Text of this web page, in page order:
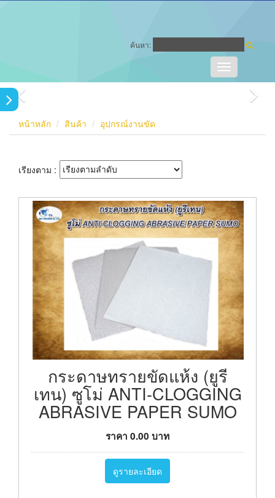
ค้นหา:
Toggle
navigation
หน้าหลัก สินค้า อุปกรณ์งานขัด
เรียงตาม :
กระดาษทรายขัดแห้ง (ยูรี
เทน) ซูโม่ ANTI-CLOGGING
ABRASIVE PAPER SUMO
ราคา 0.00 บาท
ดูรายละเอียด